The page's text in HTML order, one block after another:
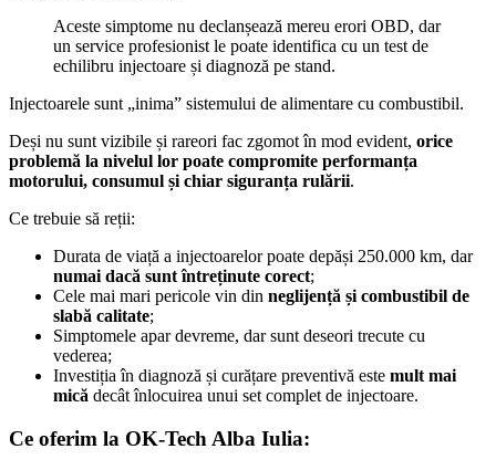
Aceste simptome nu declanșează mereu erori OBD, dar
un service profesionist le poate identifica cu un test de
echilibru injectoare și diagnoză pe stand.
Injectoarele sunt „inima” sistemului de alimentare cu combustibil.
Deși nu sunt vizibile și rareori fac zgomot în mod evident, orice
problemă la nivelul lor poate compromite performanța
motorului, consumul și chiar siguranța rulării.
Ce trebuie să reții:
Durata de viață a injectoarelor poate depăși 250.000 km, dar
numai dacă sunt întreținute corect;
Cele mai mari pericole vin din neglijență și combustibil de
slabă calitate;
Simptomele apar devreme, dar sunt deseori trecute cu
vederea;
Investiția în diagnoză și curățare preventivă este mult mai
mică decât înlocuirea unui set complet de injectoare.
Ce oferim la OK-Tech Alba Iulia: